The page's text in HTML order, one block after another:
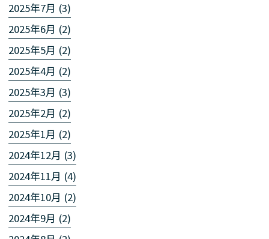
2025年7月 (3)
2025年6月 (2)
2025年5月 (2)
2025年4月 (2)
2025年3月 (3)
2025年2月 (2)
2025年1月 (2)
2024年12月 (3)
2024年11月 (4)
2024年10月 (2)
2024年9月 (2)